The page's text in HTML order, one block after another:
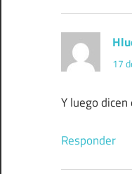
17
Y luego
Responder